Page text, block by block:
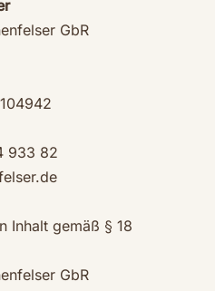
GbR
933 82
Inhalt gemäß § 18
GbR